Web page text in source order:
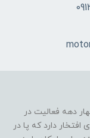
دهه فعالیت در
دارد که پا در